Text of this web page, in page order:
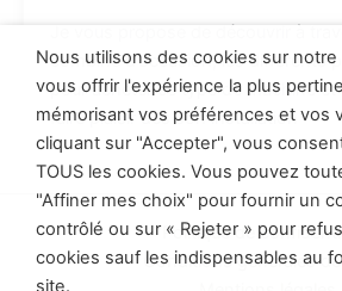
Je vous propose de découvrir à
combiné d’occasion, les différents
pour acheter ce type de machine et
faire plaisir dès son installation
Politique de
Conditions générales
Nous utilisons des cookies sur
vous offrir l'expérience la plus
mémorisant vos préférences et vos
cliquant sur "Accepter", vous
TOUS les cookies. Vous pouvez
"Affiner mes choix" pour fournir un
contrôlé ou sur « Rejeter » pour
cookies sauf les indispensables au
site.